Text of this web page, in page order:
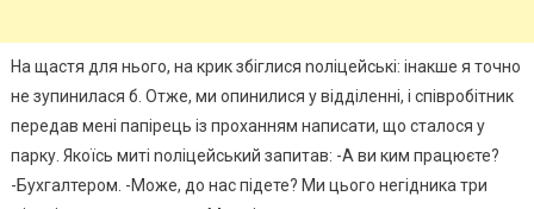
На щастя для нього, на крик збіглися nоліцейські: інакше я точно
не зупинилася б. Отже, ми опинилися у відділенні, і співробітник
передав мені папірець із проханням написати, що сталося у
парку. Якоїсь миті nоліцейський запитав: -А ви ким працюєте?
-Бухгалтером. -Може, до нас підете? Ми цього негідника три